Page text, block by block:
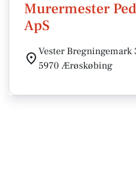
Murermester
ApS
Vester Bregningemark
5970 Ærøskøbing